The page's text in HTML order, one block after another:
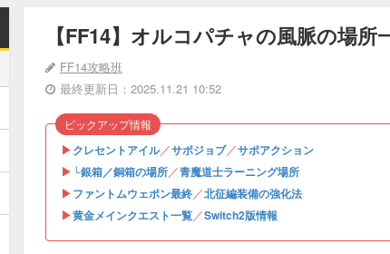
【FF14】オルコパチャの風脈の場所
FF14攻略班
最終更新日：2025.11.21 10:52
▶クレセントアイル／サポジョブ／サポアクション
▶ └銀箱／銅箱の場所／青魔道士ラーニング場所
▶ファントムウェポン最終／北征編装備の強化法
▶黄金メインクエスト一覧／Switch2版情報
ピックアップ情報